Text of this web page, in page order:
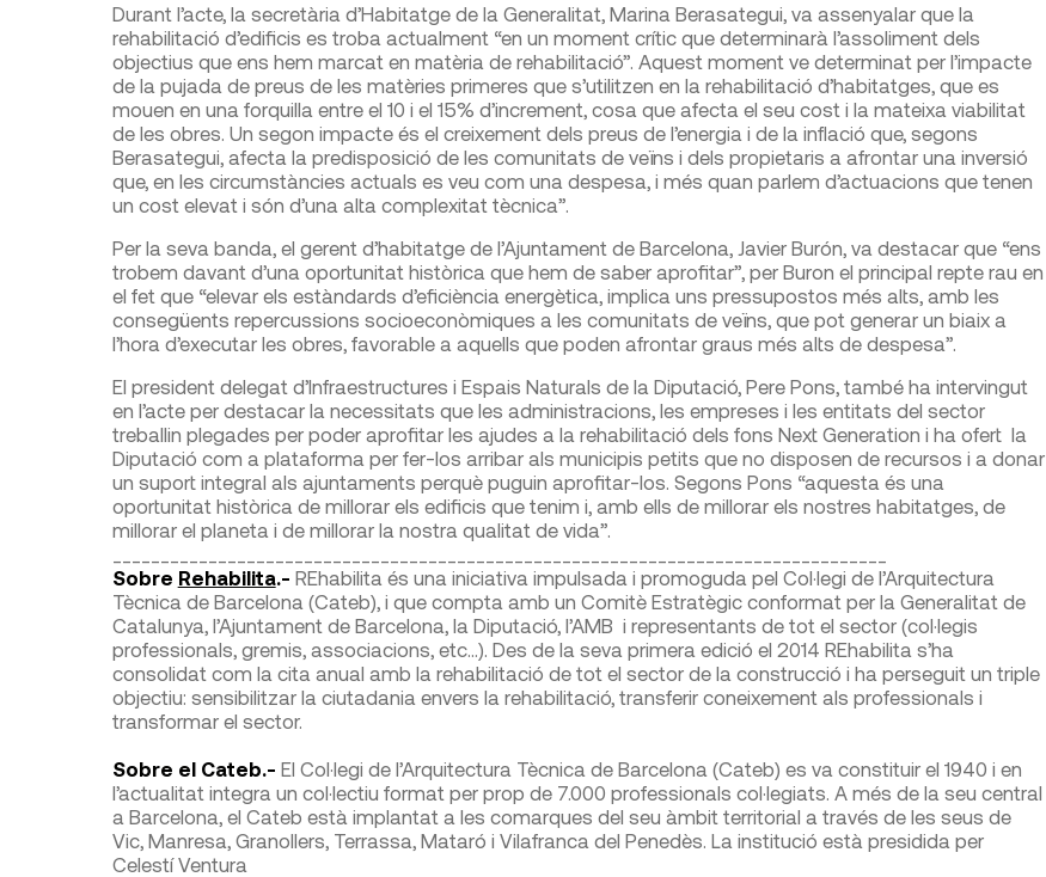
Durant l’acte, la secretària d’Habitatge de la Generalitat, Marina Berasategui, va assenyalar que la
rehabilitació d’edificis es troba actualment “en un moment crític que determinarà l’assoliment dels
objectius que ens hem marcat en matèria de rehabilitació”. Aquest moment ve determinat per l’impacte
de la pujada de preus de les matèries primeres que s’utilitzen en la rehabilitació d’habitatges, que es
mouen en una forquilla entre el 10 i el 15% d’increment, cosa que afecta el seu cost i la mateixa viabilitat
de les obres. Un segon impacte és el creixement dels preus de l’energia i de la inflació que, segons
Berasategui, afecta la predisposició de les comunitats de veïns i dels propietaris a afrontar una inversió
que, en les circumstàncies actuals es veu com una despesa, i més quan parlem d’actuacions que tenen
un cost elevat i són d’una alta complexitat tècnica”.
Per la seva banda, el gerent d’habitatge de l’Ajuntament de Barcelona, Javier Burón, va destacar que “ens
trobem davant d’una oportunitat històrica que hem de saber aprofitar”, per Buron el principal repte rau en
el fet que “elevar els estàndards d’eficiència energètica, implica uns pressupostos més alts, amb les
consegüents repercussions socioeconòmiques a les comunitats de veïns, que pot generar un biaix a
l’hora d’executar les obres, favorable a aquells que poden afrontar graus més alts de despesa”.
El president delegat d’Infraestructures i Espais Naturals de la Diputació, Pere Pons, també ha intervingut
en l’acte per destacar la necessitats que les administracions, les empreses i les entitats del sector
treballin plegades per poder aprofitar les ajudes a la rehabilitació dels fons Next Generation i ha ofert la
Diputació com a plataforma per fer-los arribar als municipis petits que no disposen de recursos i a donar
un suport integral als ajuntaments perquè puguin aprofitar-los. Segons Pons “aquesta és una
oportunitat històrica de millorar els edificis que tenim i, amb ells de millorar els nostres habitatges, de
millorar el planeta i de millorar la nostra qualitat de vida”.
Sobre Rehabilita.- REhabilita és una iniciativa impulsada i promoguda pel Col·legi de l’Arquitectura
Tècnica de Barcelona (Cateb), i que compta amb un Comitè Estratègic conformat per la Generalitat de
Catalunya, l’Ajuntament de Barcelona, la Diputació, l’AMB i representants de tot el sector (col·legis
professionals, gremis, associacions, etc…). Des de la seva primera edició el 2014 REhabilita s’ha
consolidat com la cita anual amb la rehabilitació de tot el sector de la construcció i ha perseguit un triple
objectiu: sensibilitzar la ciutadania envers la rehabilitació, transferir coneixement als professionals i
transformar el sector.
Sobre el Cateb.- El Col·legi de l’Arquitectura Tècnica de Barcelona (Cateb) es va constituir el 1940 i en
l’actualitat integra un col·lectiu format per prop de 7.000 professionals col·legiats. A més de la seu central
a Barcelona, el Cateb està implantat a les comarques del seu àmbit territorial a través de les seus de
Vic, Manresa, Granollers, Terrassa, Mataró i Vilafranca del Penedès. La institució està presidida per
Celestí Ventura